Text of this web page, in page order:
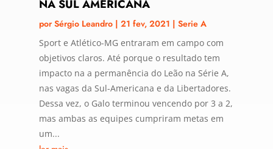
NA SUL AMERICANA
porSérgio Leandro| 21 fev, 2021 | Serie A
Sport e Atlético-MG entraram em campo com
objetivos claros. Até porque o resultado tem
impacto na a permanência do Leão na Série A,
nas vagas da Sul-Americana e da Libertadores.
Dessa vez, o Galo terminou vencendo por 3 a 2,
mas ambas as equipes cumpriram metas em
um...